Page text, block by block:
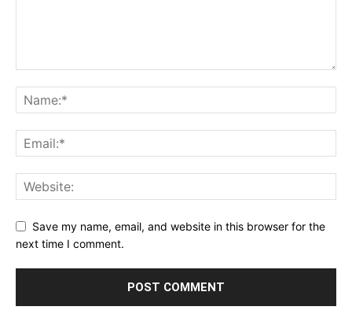
Save my name, email, and website in this browser for the
next time I comment.